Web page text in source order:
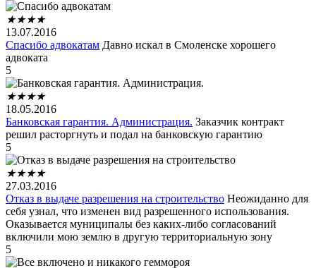
★★★★
13.07.2016
Спасибо адвокатам Давно искал в Смоленске хорошего
адвоката
5
★★★★
18.05.2016
Банковская гарантия. Администрация. Заказчик контракт
решил расторгнуть и подал на банковскую гарантию
5
★★★★
27.03.2016
Отказ в выдаче разрешения на строительство Неожиданно для
себя узнал, что изменен вид разрешенного использования.
Оказывается муниципалы без каких-либо согласований
включили мою землю в другую территориальную зону
5